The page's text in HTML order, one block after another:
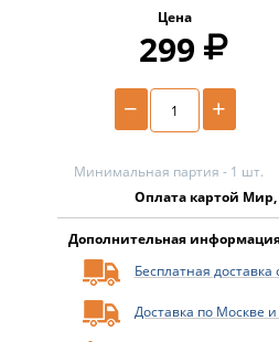
Цена
299
+
−
Минимальная партия - 1 шт.
Оплата картой
Дополнительная
Бесплатная доставка
Доставка по Москве